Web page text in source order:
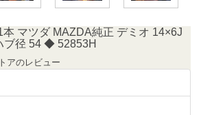
本 マツダ MAZDA純正 デミオ 14×6J
ブ径 54 ◆ 52853H
アのレビュー